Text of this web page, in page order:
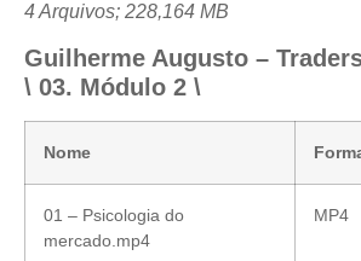
4 Arquivos; 228,164 MB
Guilherme Augusto –
\ 03. Módulo 2 \
Nome
01 – Psicologia do
mercado.mp4
MP4